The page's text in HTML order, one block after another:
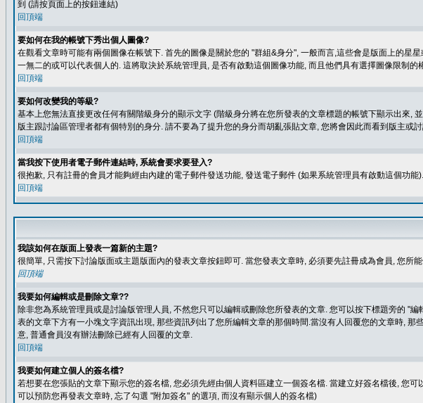
到 (請按頁面上的按鈕連結)
回頂端
要如何在我的帳號下秀出個人圖像?
在觀看文章時可能有兩個圖像在帳號下. 首先的圖像是關於您的 "群組&身分", 一般而言,這些會是版面上的
一無二的或可以代表個人的. 這將取決於系統管理員, 是否有啟動這個圖像功能, 而且他們具有選擇圖像限制
回頂端
要如何改變我的等級?
基本上您無法直接更改任何有關階級身分的顯示文字 (階級身分將在您所發表的文章標題的帳號下顯示出來
版主跟討論區管理者都有個特別的身分. 請不要為了提升您的身分而胡亂張貼文章, 您將會因此而看到版主或
回頂端
當我按下使用者電子郵件連結時, 系統會要求要登入?
很抱歉, 只有註冊的會員才能夠經由內建的電子郵件發送功能, 發送電子郵件 (如果系統管理員有啟動這個功
回頂端
我該如何在版面上發表一篇新的主題?
很簡單, 只需按下討論版面或主題版面內的發表文章按鈕即可. 當您發表文章時, 必須要先註冊成為會員, 您所
回頂端
我要如何編輯或是刪除文章??
除非您為系統管理員或是討論版管理人員, 不然您只可以編輯或刪除您所發表的文章. 您可以按下標題旁的 "
表的文章下方有一小塊文字資訊出現, 那些資訊列出了您所編輯文章的那個時間.當沒有人回覆您的文章時,
意, 普通會員沒有辦法刪除已經有人回覆的文章.
回頂端
我要如何建立個人的簽名檔?
若想要在您張貼的文章下顯示您的簽名檔, 您必須先經由個人資料區建立一個簽名檔. 當建立好簽名檔後, 您可
可以預防您再發表文章時, 忘了勾選 "附加簽名" 的選項, 而沒有顯示個人的簽名檔)